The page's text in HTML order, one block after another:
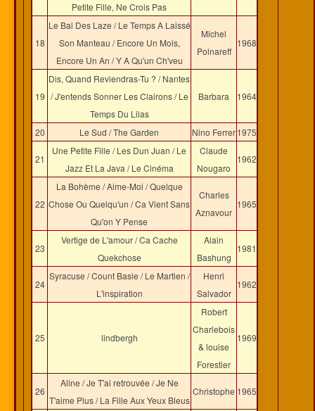
Petite Fille, Ne Crois Pas
18
Le Bal Des Laze / Le Temps A Laissé
Son Manteau / Encore Un Mois,
Encore Un An / Y A Qu'un Ch'veu
Michel
Polnareff
1968
19
Dis, Quand Reviendras-Tu ? / Nantes
/ J'entends Sonner Les Clairons / Le
Temps Du Lilas
Barbara 1964
20 Le Sud / The Garden Nino Ferrer1975
21
Une Petite Fille / Les Dun Juan / Le
Jazz Et La Java / Le Cinéma
Claude
Nougaro
1962
22
La Bohème / Aime-Moi / Quelque
Chose Ou Quelqu'un / Ca Vient Sans
Qu'on Y Pense
Charles
Aznavour
1965
23
Vertige de L'amour / Ca Cache
Quekchose
Alain
Bashung
1981
24
Syracuse / Count Basie / Le Martien /
L'inspiration
Henri
Salvador
1962
25 lindbergh
Robert
Charlebois
& louise
Forestier
1969
26
Aline / Je T'ai retrouvée / Je Ne
T'aime Plus / La Fille Aux Yeux Bleus
Christophe 1965